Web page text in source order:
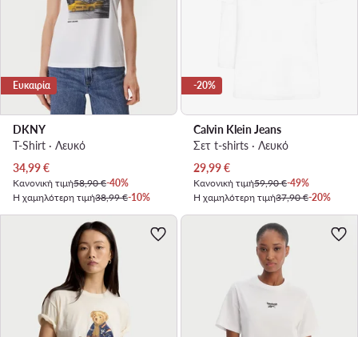
Ευκαιρία
DKNY
T-Shirt · Λευκό
Τρέχουσα τιμή
34,99€
Κανονική τιμή58,90 €-40%
Η χαμηλότερη τιμή38,99 €-10%
-20%
Calvin Klein Jeans
Σετ t-shirts · Λευκό
Τρέχουσα τιμή
29,99€
Κανονική τιμή59,90 €-49%
Η χαμηλότερη τιμή37,90 €-20%